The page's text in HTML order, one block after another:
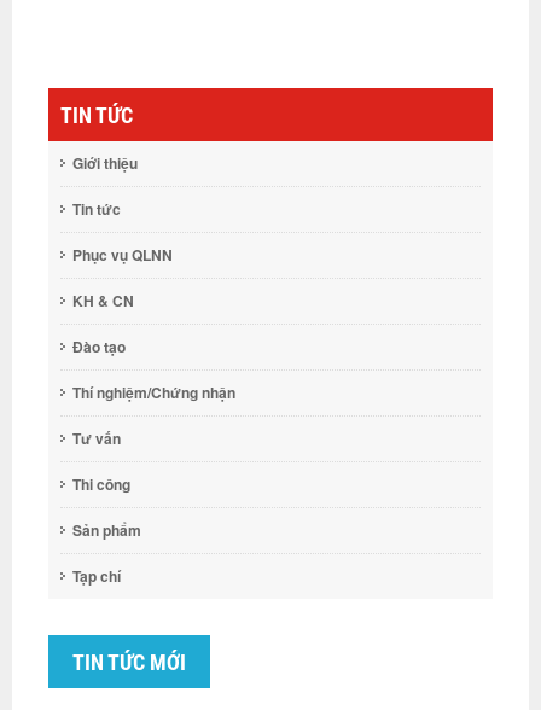
TIN TỨC
Giới thiệu
Tin tức
Phục vụ QLNN
KH & CN
Đào tạo
Thí nghiệm/Chứng nhận
Tư vấn
Thi công
Sản phẩm
Tạp chí
TIN TỨC MỚI